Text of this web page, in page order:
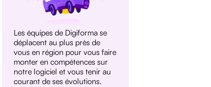
Les équipes de Digiforma se
déplacent au plus près de
vous en région pour vous faire
monter en compétences sur
notre logiciel et vous tenir au
courant de ses évolutions.